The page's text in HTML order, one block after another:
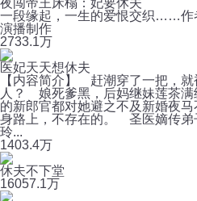
一段缘起，一生的爱恨交织……
演播制作
2733.1万
医妃天天想休夫
【内容简介】 赶潮穿了一把，
人？ 娘死爹黑，后妈继妹莲茶满
的新郎官都对她避之不及新婚夜
身路上，不存在的。 圣医嫡传弟
玲...
1403.4万
休夫不下堂
16057.1万